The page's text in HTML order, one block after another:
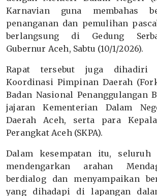
Karnavian guna membahas
penanganan dan pemulihan
berlangsung di Gedung
Gubernur Aceh, Sabtu (10/1/2026).
Rapat tersebut juga dihadiri
Koordinasi Pimpinan Daerah
Badan Nasional Penanggulangan
jajaran Kementerian Dalam
Daerah Aceh, serta para
Perangkat Aceh (SKPA).
Dalam kesempatan itu, seluruh
mendengarkan arahan
berdialog dan menyampaikan
yang dihadapi di lapangan